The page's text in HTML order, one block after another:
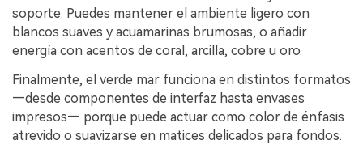
soporte. Puedes mantener el ambiente ligero con
blancos suaves y acuamarinas brumosas, o añadir
energía con acentos de coral, arcilla, cobre u oro.
Finalmente, el verde mar funciona en distintos formatos
—desde componentes de interfaz hasta envases
impresos— porque puede actuar como color de énfasis
atrevido o suavizarse en matices delicados para fondos.